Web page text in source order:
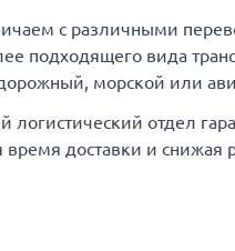
с различными
подходящего вида
морской или
отдел
доставки и снижая